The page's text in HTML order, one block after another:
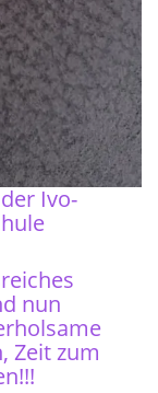
Ivo-
nun
Zeit zum